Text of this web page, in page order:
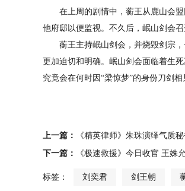
在上周的剧情中，蘅王从鹿山会盟
他府邸以便监视。不久后，岷山剑会
蘅王主持岷山剑会，并烧毁剑宗，
更加迫切和明确。岷山剑会面临着生
究竟会在何时因“梁惊梦”的身份刀剑
上一篇：
《精英律师》朱珠演绎气质
下一篇：
《极速救援》今日收官 王姝
标签： 刘奕君 剑王朝